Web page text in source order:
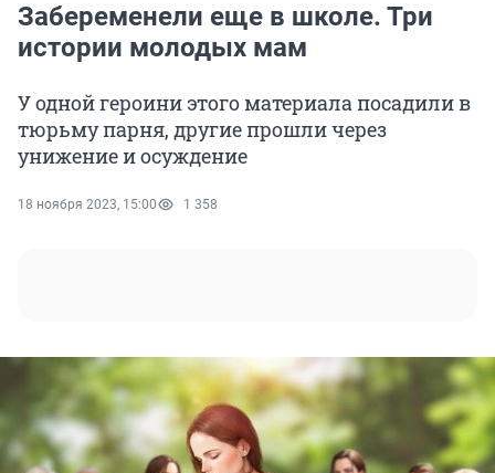
Забеременели еще в школе. Три
истории молодых мам
У одной героини этого материала посадили в
тюрьму парня, другие прошли через
унижение и осуждение
18 ноября 2023, 15:00 1 358